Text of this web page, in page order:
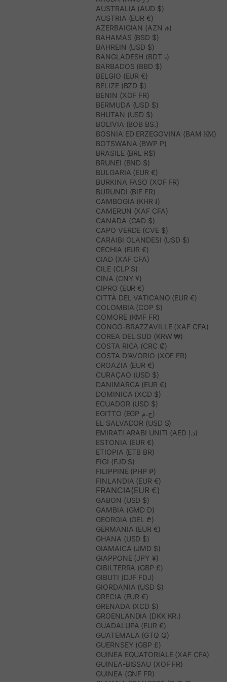
AUSTRALIA (AUD $)
AUSTRIA (EUR €)
AZERBAIGIAN (AZN ₼)
BAHAMAS (BSD $)
BAHREIN (USD $)
BANGLADESH (BDT ৳)
BARBADOS (BBD $)
BELGIO (EUR €)
BELIZE (BZD $)
BENIN (XOF FR)
BERMUDA (USD $)
BHUTAN (USD $)
BOLIVIA (BOB BS.)
BOSNIA ED ERZEGOVINA (BAM КМ)
BOTSWANA (BWP P)
BRASILE (BRL R$)
BRUNEI (BND $)
BULGARIA (EUR €)
BURKINA FASO (XOF FR)
BURUNDI (BIF FR)
CAMBOGIA (KHR ៛)
CAMERUN (XAF CFA)
CANADA (CAD $)
CAPO VERDE (CVE $)
CARAIBI OLANDESI (USD $)
CECHIA (EUR €)
CIAD (XAF CFA)
CILE (CLP $)
CINA (CNY ¥)
CIPRO (EUR €)
CITTÀ DEL VATICANO (EUR €)
COLOMBIA (COP $)
COMORE (KMF FR)
CONGO-BRAZZAVILLE (XAF CFA)
COREA DEL SUD (KRW ₩)
COSTA RICA (CRC ₡)
COSTA D’AVORIO (XOF FR)
CROAZIA (EUR €)
CURAÇAO (USD $)
DANIMARCA (EUR €)
DOMINICA (XCD $)
ECUADOR (USD $)
EGITTO (EGP ج.م)
EL SALVADOR (USD $)
EMIRATI ARABI UNITI (AED د.إ)
ESTONIA (EUR €)
ETIOPIA (ETB BR)
FIGI (FJD $)
FILIPPINE (PHP ₱)
FINLANDIA (EUR €)
FRANCIA(EUR €)
GABON (USD $)
GAMBIA (GMD D)
GEORGIA (GEL ₾)
GERMANIA (EUR €)
GHANA (USD $)
GIAMAICA (JMD $)
GIAPPONE (JPY ¥)
GIBILTERRA (GBP £)
GIBUTI (DJF FDJ)
GIORDANIA (USD $)
GRECIA (EUR €)
GRENADA (XCD $)
GROENLANDIA (DKK KR.)
GUADALUPA (EUR €)
GUATEMALA (GTQ Q)
GUERNSEY (GBP £)
GUINEA EQUATORIALE (XAF CFA)
GUINEA-BISSAU (XOF FR)
GUINEA (GNF FR)